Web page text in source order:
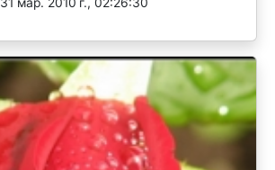
31 мар. 2010 г., 02:26:30